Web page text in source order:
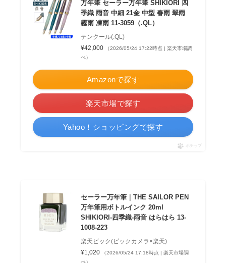
万年筆 セーラー万年筆 SHIKIORI 四
季織 雨音 中細 21金 中型 春雨 翠雨
霧雨 凍雨 11-3059（.QL）
テンクール(.QL)
¥42,000
（2026/05/24 17:22時点 | 楽天市場調
べ）
Amazonで探す
楽天市場で探す
Yahoo！ショッピングで探す
ポチップ
セーラー万年筆｜THE SAILOR PEN
万年筆用ボトルインク 20ml
SHIKIORI-四季織-雨音 はらはら 13-
1008-223
楽天ビック(ビックカメラ×楽天)
¥1,020
（2026/05/24 17:18時点 | 楽天市場調
べ）